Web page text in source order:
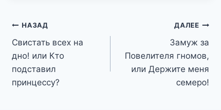
Навигация
по
записям
НАЗАД
Свистать всех на
дно! или Кто
подставил
принцессу?
ДАЛЕЕ
Замуж за
Повелителя гномов,
или Держите меня
семеро!